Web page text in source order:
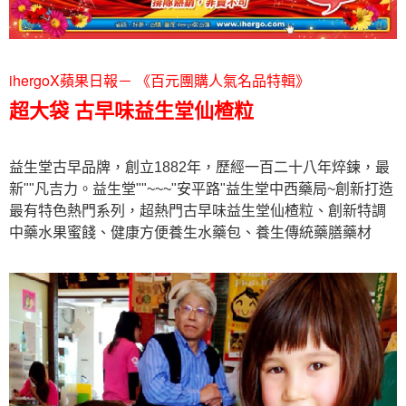
ihergoX蘋果日報－ 《百元團購人氣名品特輯》
超大袋 古早味益生堂仙楂粒
益生堂古早品牌，創立1882年，歷經一百二十八年焠鍊，最
新""凡吉力。益生堂""~~~"安平路"益生堂中西藥局~創新打造
最有特色熱門系列，超熱門古早味益生堂仙楂粒、創新特調
中藥水果蜜餞、健康方便養生水藥包、養生傳統藥膳藥材